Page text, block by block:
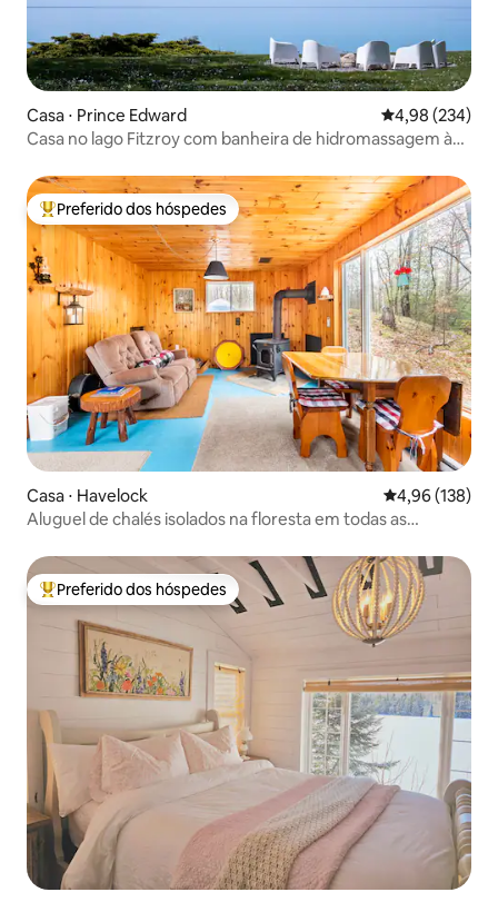
Casa ⋅ Prince Edward 4,98 de uma
4,98 (234)
Casa no lago Fitzroy com banheira de hidromassagem à
Entre os melhores preferidos dos hóspedes
Preferido dos hóspedes
Casa ⋅ Havelock 4,96 de uma
4,96 (138)
Aluguel de chalés isolados na floresta em todas as
Entre os melhores preferidos dos hóspedes
Preferido dos hóspedes